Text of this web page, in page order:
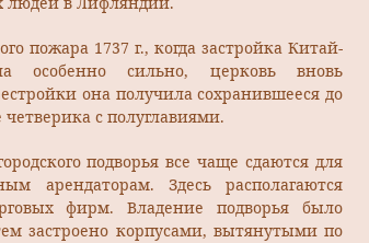
пожара 1737 г., когда застройка Китай-
особенно сильно, церковь вновь
она получила сохранившееся до
с полуглавиями.
подворья все чаще сдаются для
арендаторам. Здесь располагаются
фирм. Владение подворья было
застроено корпусами, вытянутыми по